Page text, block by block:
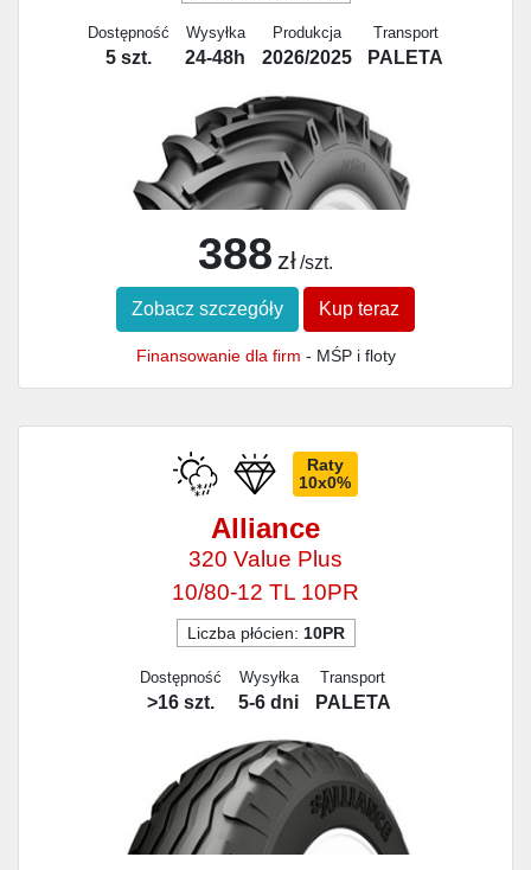
Dostępność
5 szt.
Wysyłka
24-48h
Produkcja
2026/2025
Transport
PALETA
388 zł /szt.
Zobacz szczegóły Kup teraz
Finansowanie dla firm - MŚP i floty
Raty
10x0%
Alliance
320 Value Plus
10/80-12 TL 10PR
Liczba płócien: 10PR
Dostępność
>16 szt.
Wysyłka
5-6 dni
Transport
PALETA